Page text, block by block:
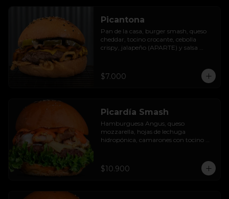
Picantona
Pan de la casa, burger smash, queso
cheddar, tocino crocante, cebolla
crispy, jalapeño (APARTE) y salsa
$7.000
Picardía Smash
Hamburguesa Angus, queso
mozzarella, hojas de lechuga
hidropónica, camarones con tocino
$10.900